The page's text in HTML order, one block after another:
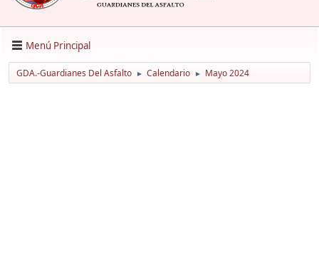
Menú Principal
GDA.-Guardianes Del Asfalto ► Calendario ► Mayo 2024